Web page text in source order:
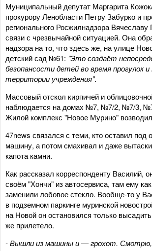
Муниципальный депутат Маргарита
прокурору Ленобласти Петру Забурко и
регионального Росжилнадзора
связи с чрезвычайной ситуацией. Она
надзора на то, что здесь же, на улице
детский сад №61: "Это создаёт
безопансости детей во время прогулок
территории учреждения".
Массовый отскол кирпичей и
наблюдается на домах №7, №7/2, №7/3,
Жилой комплекс "Новое Мурино"
47news связался с теми, кто оставил под
машину, а потом смахивал и даже
капота камни.
Как рассказал корреспонденту Василий,
своём "Хончи" из автосервиса, там ему
заменили лобовое стекло. Вообще-то у
в подземном паркинге муринской
на Новой он остановился только
же прилетело.
- Вышли из машины и — грохот. Смотрю,